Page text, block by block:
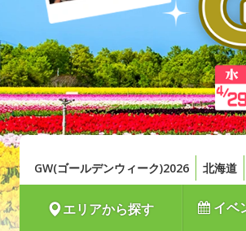
GW(ゴールデンウィーク)2026 北海道
エリアから探す イベ